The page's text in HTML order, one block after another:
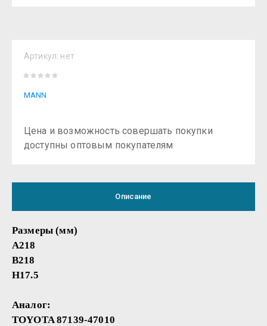
Артикул: нет
MANN
Цена и возможность совершать покупки
доступны оптовым покупателям
Описание
Размеры (мм)
A218
B218
H17.5
Аналог:
TOYOTA 87139-47010